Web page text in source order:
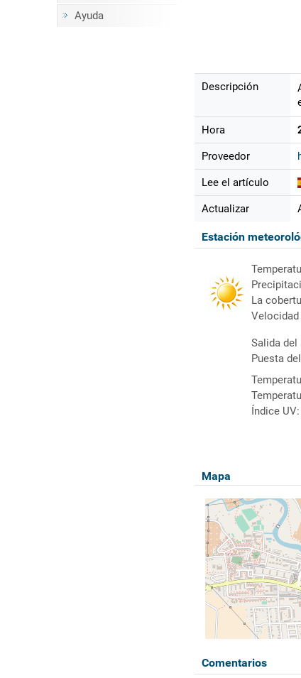
Ayuda
Descripción
Hora
Proveedor
Lee el artículo
Actualizar
Estación
La
Salida del
Puesta
Índice UV:
Mapa
Comentarios